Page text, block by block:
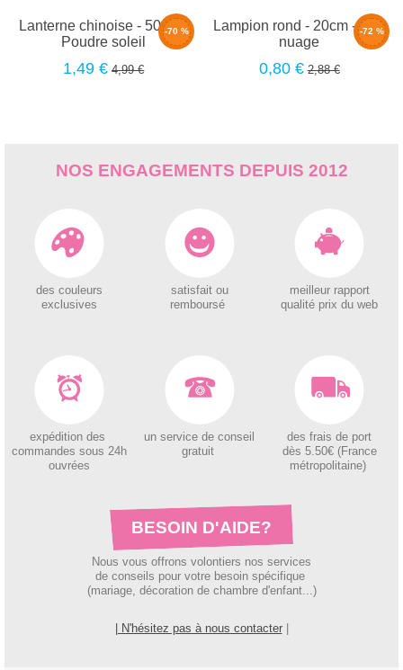
-70 %
Lanterne chinoise - 50cm -
Poudre soleil
1,49 € 4,99 €
-72 %
Lampion rond - 20cm - Gris
nuage
0,80 € 2,88 €
NOS ENGAGEMENTS DEPUIS 2012
des couleurs
exclusives
satisfait ou
remboursé
meilleur rapport
qualité prix du web
expédition des
commandes sous 24h
ouvrées
un service de conseil
gratuit
des frais de port
dès 5.50€ (France
métropolitaine)
BESOIN D'AIDE?
Nous vous offrons volontiers nos services
de conseils pour votre besoin spécifique
(mariage, décoration de chambre d'enfant...)
| N'hésitez pas à nous contacter|